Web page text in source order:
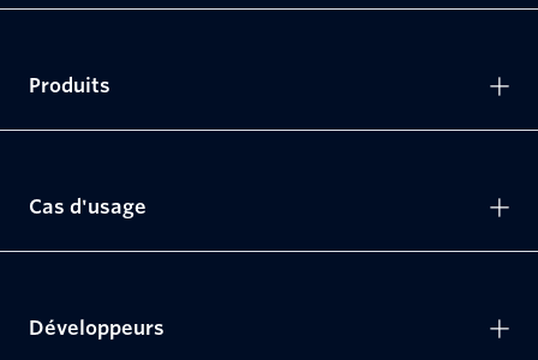
Produits
Cas d'usage
Développeurs